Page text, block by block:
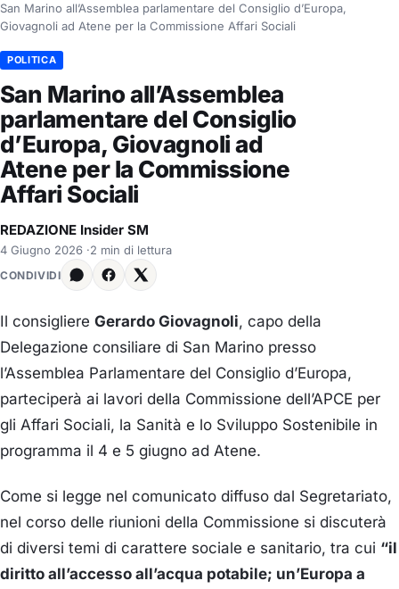
San Marino all’Assemblea parlamentare del Consiglio d’Europa,
Giovagnoli ad Atene per la Commissione Affari Sociali
POLITICA
San Marino all’Assemblea
parlamentare del Consiglio
d’Europa, Giovagnoli ad
Atene per la Commissione
Affari Sociali
REDAZIONE Insider SM
4 Giugno 2026 ·2 min di lettura
CONDIVIDI
Il consigliere Gerardo Giovagnoli, capo della
Delegazione consiliare di San Marino presso
l’Assemblea Parlamentare del Consiglio d’Europa,
parteciperà ai lavori della Commissione dell’APCE per
gli Affari Sociali, la Sanità e lo Sviluppo Sostenibile in
programma il 4 e 5 giugno ad Atene.
Come si legge nel comunicato diffuso dal Segretariato,
nel corso delle riunioni della Commissione si discuterà
di diversi temi di carattere sociale e sanitario, tra cui “il
diritto all’accesso all’acqua potabile; un’Europa a